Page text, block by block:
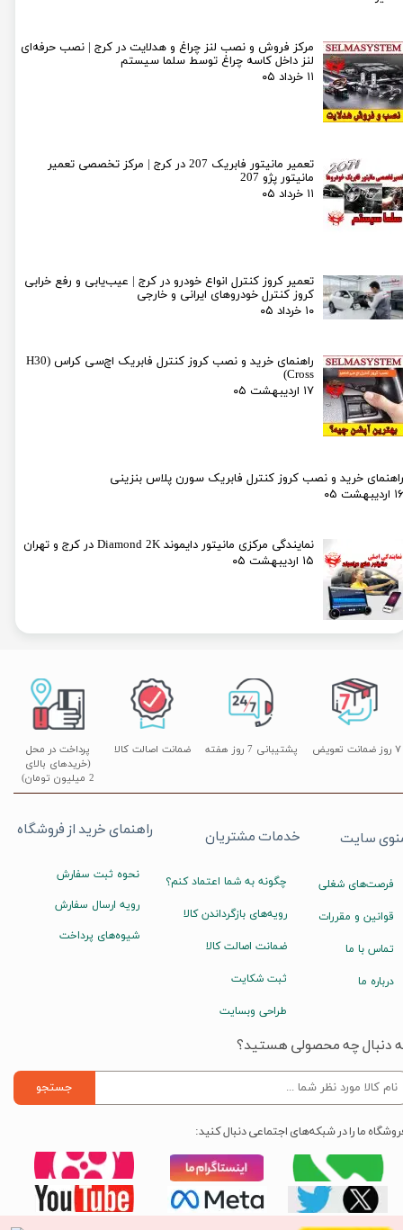
مرکز فروش و نصب لنز چراغ و هدلایت در کرج | نصب حرفه‌ای
لنز داخل کاسه چراغ توسط سلما سیستم
۱۱ خرداد ۰۵
تعمیر مانیتور فابریک 207 در کرج | مرکز تخصصی تعمیر
مانیتور پژو 207
۱۱ خرداد ۰۵
تعمیر کروز کنترل انواع خودرو در کرج | عیب‌یابی و رفع خرابی
کروز کنترل خودروهای ایرانی و خارجی
۱۰ خرداد ۰۵
راهنمای خرید و نصب کروز کنترل فابریک اچ‌سی کراس (H30
Cross)
۱۷ اردیبهشت ۰۵
راهنمای خرید و نصب کروز کنترل فابریک سورن پلاس بنزینی
۱۶ اردیبهشت ۰۵
نمایندگی مرکزی مانیتور دایموند Diamond 2K در کرج و تهران
۱۵ اردیبهشت ۰۵
پشتیبانی 7 روز هفته
پرداخت در محل
(خریدهای بالای
2 میلیون تومان)
۷ روز ضمانت تعویض ضمانت اصالت کالا
راهنمای خرید از فروشگاه
نحوه ثبت سفارش
رویه ارسال سفارش
شیوه‌های پرداخت
خدمات مشتریان
چگونه به شما اعتماد کنم؟
رویه‌های بازگرداندن کالا
ضمانت اصالت کالا
ثبت شکایت
طراحی وبسایت
سایت
فرصت‌های شغلی
قوانین و مقررات
تماس با ما
درباره ما
دنبال چه محصولی هستید؟
جستجو
ما را در شبکه‌های اجتماعی دنبال کنید: